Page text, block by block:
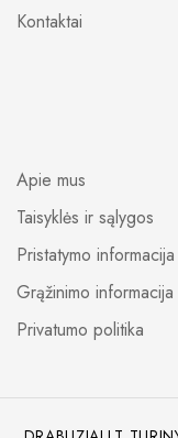
Kontaktai
Apie mus
Taisyklės ir sąlygos
Pristatymo informacija
Grąžinimo informacija
Privatumo politika